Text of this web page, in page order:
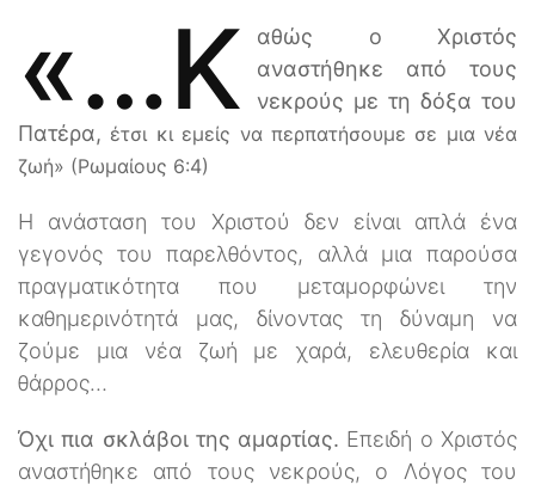
«…κ
αθώς ο Χριστός
αναστήθηκε από τους
νεκρούς με τη δόξα του
Πατέρα, έτσι κι εμείς να περπατήσουμε σε μια νέα
ζωή» (Ρωμαίους 6:4)
Η ανάσταση του Χριστού δεν είναι απλά ένα
γεγονός του παρελθόντος, αλλά μια παρούσα
πραγματικότητα που μεταμορφώνει την
καθημερινότητά μας, δίνοντας τη δύναμη να
ζούμε μια νέα ζωή με χαρά, ελευθερία και
θάρρος…
Όχι πια σκλάβοι της αμαρτίας. Επειδή ο Χριστός
αναστήθηκε από τους νεκρούς, ο Λόγος του